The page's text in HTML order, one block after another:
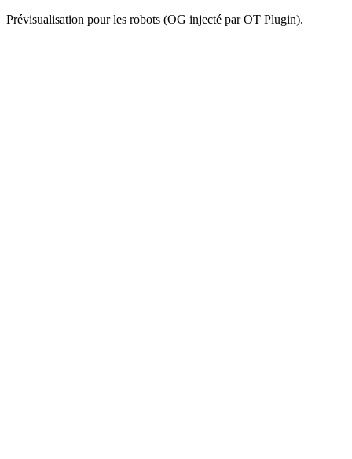
Prévisualisation pour les robots (OG injecté par OT Plugin).